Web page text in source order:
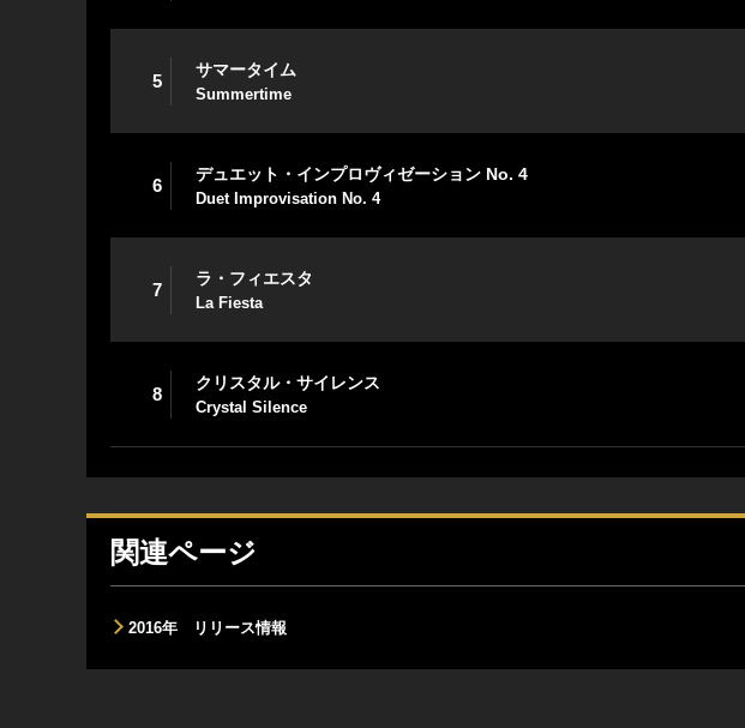
5
サマータイム
Summertime
6
デュエット・インプロヴィゼーション No. 4
Duet Improvisation No. 4
7
ラ・フィエスタ
La Fiesta
8
クリスタル・サイレンス
Crystal Silence
関連ページ
2016年 リリース情報